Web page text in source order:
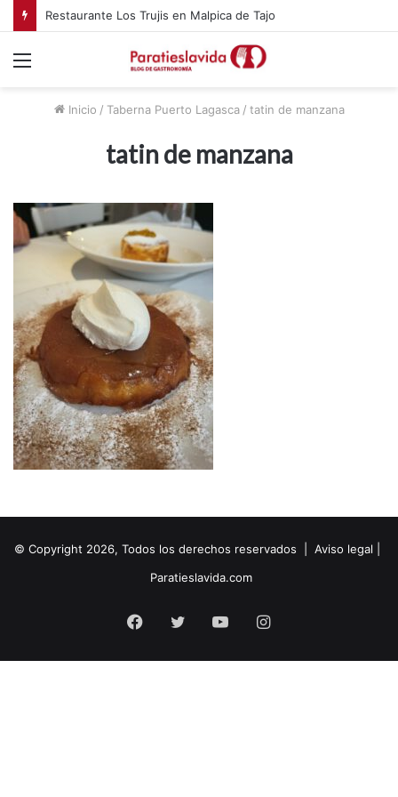
Restaurante Los Trujis en Malpica de Tajo
Inicio / Taberna Puerto Lagasca / tatin de manzana
tatin de manzana
© Copyright 2026, Todos los derechos reservados | Aviso legal
Paratieslavida.com
Facebook
Twitter YouTubeInstagram